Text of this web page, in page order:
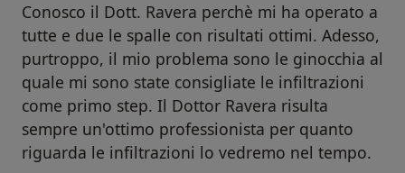
Conosco il Dott. Ravera perchè mi ha operato a
tutte e due le spalle con risultati ottimi. Adesso,
purtroppo, il mio problema sono le ginocchia al
quale mi sono state consigliate le infiltrazioni
come primo step. Il Dottor Ravera risulta
sempre un'ottimo professionista per quanto
riguarda le infiltrazioni lo vedremo nel tempo.